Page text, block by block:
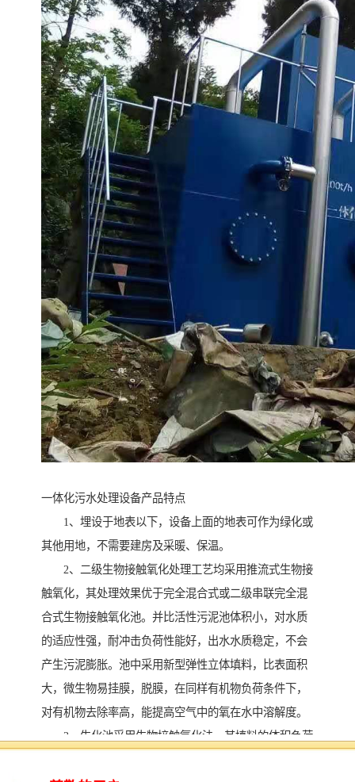
一体化污水处理设备产品特点
1、埋设于地表以下，设备上面的地表可作为绿化或
其他用地，不需要建房及采暖、保温。
2、二级生物接触氧化处理工艺均采用推流式生物接
触氧化，其处理效果优于完全混合式或二级串联完全混
合式生物接触氧化池。并比活性污泥池体积小，对水质
的适应性强，耐冲击负荷性能好，出水水质稳定，不会
产生污泥膨胀。池中采用新型弹性立体填料，比表面积
大，微生物易挂膜，脱膜，在同样有机物负荷条件下，
对有机物去除率高，能提高空气中的氧在水中溶解度。
3、生化池采用生物接触氧化法，其填料的体积负荷